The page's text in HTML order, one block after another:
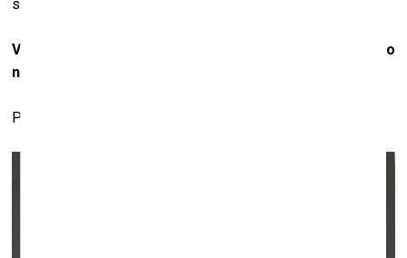
sava veida skaistums.
Vai mākslinieks, kurš domā par mākslu, bet fiziski to
nerada, ir mākslinieks?
Protams, ka viņš ir mākslinieks.